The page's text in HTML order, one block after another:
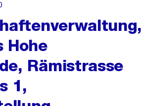
Hohe
Rämistrasse
1,